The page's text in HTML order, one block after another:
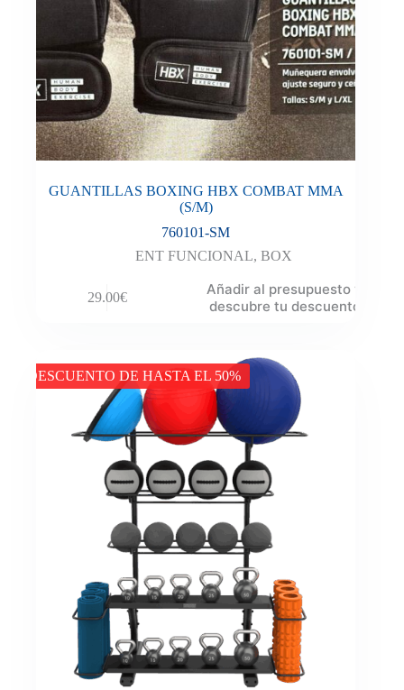
GUANTILLAS BOXING HBX COMBAT MMA
(S/M)
760101-SM
ENT FUNCIONAL,BOX
29.00€
Añadir al presupuesto y
descubre tu descuento
DESCUENTO DE HASTA EL 50%